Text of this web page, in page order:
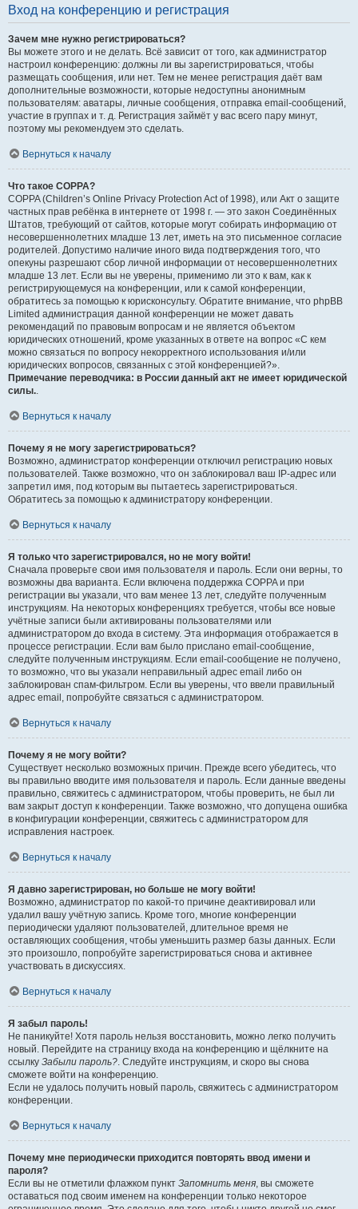
Вход на конференцию и регистрация
Зачем мне нужно регистрироваться?
Вы можете этого и не делать. Всё зависит от того, как администратор
настроил конференцию: должны ли вы зарегистрироваться, чтобы
размещать сообщения, или нет. Тем не менее регистрация даёт вам
дополнительные возможности, которые недоступны анонимным
пользователям: аватары, личные сообщения, отправка email-сообщений,
участие в группах и т. д. Регистрация займёт у вас всего пару минут,
поэтому мы рекомендуем это сделать.
Вернуться к началу
Что такое COPPA?
COPPA (Children’s Online Privacy Protection Act of 1998), или Акт о защите
частных прав ребёнка в интернете от 1998 г. — это закон Соединённых
Штатов, требующий от сайтов, которые могут собирать информацию от
несовершеннолетних младше 13 лет, иметь на это письменное согласие
родителей. Допустимо наличие иного вида подтверждения того, что
опекуны разрешают сбор личной информации от несовершеннолетних
младше 13 лет. Если вы не уверены, применимо ли это к вам, как к
регистрирующемуся на конференции, или к самой конференции,
обратитесь за помощью к юрисконсульту. Обратите внимание, что phpBB
Limited администрация данной конференции не может давать
рекомендаций по правовым вопросам и не является объектом
юридических отношений, кроме указанных в ответе на вопрос «С кем
можно связаться по вопросу некорректного использования и/или
юридических вопросов, связанных с этой конференцией?».
Примечание переводчика: в России данный акт не имеет юридической
силы..
Вернуться к началу
Почему я не могу зарегистрироваться?
Возможно, администратор конференции отключил регистрацию новых
пользователей. Также возможно, что он заблокировал ваш IP-адрес или
запретил имя, под которым вы пытаетесь зарегистрироваться.
Обратитесь за помощью к администратору конференции.
Вернуться к началу
Я только что зарегистрировался, но не могу войти!
Сначала проверьте свои имя пользователя и пароль. Если они верны, то
возможны два варианта. Если включена поддержка COPPA и при
регистрации вы указали, что вам менее 13 лет, следуйте полученным
инструкциям. На некоторых конференциях требуется, чтобы все новые
учётные записи были активированы пользователями или
администратором до входа в систему. Эта информация отображается в
процессе регистрации. Если вам было прислано email-сообщение,
следуйте полученным инструкциям. Если email-сообщение не получено,
то возможно, что вы указали неправильный адрес email либо он
заблокирован спам-фильтром. Если вы уверены, что ввели правильный
адрес email, попробуйте связаться с администратором.
Вернуться к началу
Почему я не могу войти?
Существует несколько возможных причин. Прежде всего убедитесь, что
вы правильно вводите имя пользователя и пароль. Если данные введены
правильно, свяжитесь с администратором, чтобы проверить, не был ли
вам закрыт доступ к конференции. Также возможно, что допущена ошибка
в конфигурации конференции, свяжитесь с администратором для
исправления настроек.
Вернуться к началу
Я давно зарегистрирован, но больше не могу войти!
Возможно, администратор по какой-то причине деактивировал или
удалил вашу учётную запись. Кроме того, многие конференции
периодически удаляют пользователей, длительное время не
оставляющих сообщения, чтобы уменьшить размер базы данных. Если
это произошло, попробуйте зарегистрироваться снова и активнее
участвовать в дискуссиях.
Вернуться к началу
Я забыл пароль!
Не паникуйте! Хотя пароль нельзя восстановить, можно легко получить
новый. Перейдите на страницу входа на конференцию и щёлкните на
ссылку Забыли пароль?. Следуйте инструкциям, и скоро вы снова
сможете войти на конференцию.
Если не удалось получить новый пароль, свяжитесь с администратором
конференции.
Вернуться к началу
Почему мне периодически приходится повторять ввод имени и
пароля?
Если вы не отметили флажком пункт Запомнить меня, вы сможете
оставаться под своим именем на конференции только некоторое